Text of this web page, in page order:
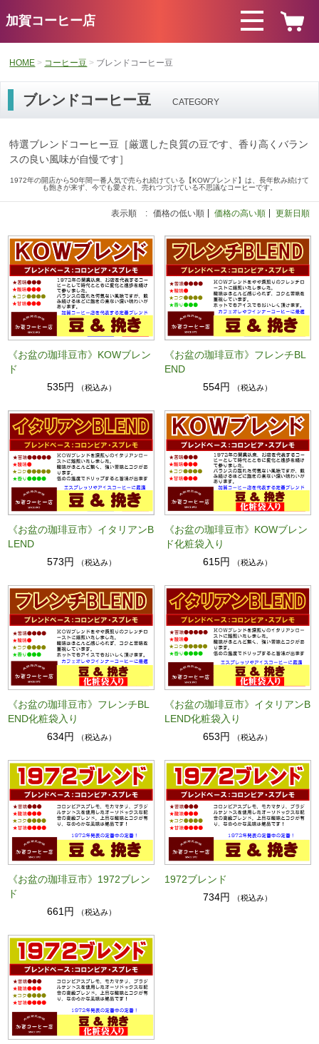
加賀コーヒー店
HOME コーヒー豆 ブレンドコーヒー豆
ブレンドコーヒー豆 CATEGORY
特選ブレンドコーヒー豆［厳選した良質の豆です、香り高くバラン
スの良い風味が自慢です］
1972年の開店から50年間一番人気で売られ続けている【KOWブレンド】は、長年飲み続けて
も飽きが来ず、今でも愛され、売れつづけている不思議なコーヒーです。
表示順 : 価格の低い順 価格の高い順 更新日順
《お盆の珈琲豆市》KOWブレン
ド
535円
（税込み）
《お盆の珈琲豆市》フレンチBL
END
554円
（税込み）
《お盆の珈琲豆市》イタリアンB
LEND
573円
（税込み）
《お盆の珈琲豆市》KOWブレン
ド化粧袋入り
615円
（税込み）
《お盆の珈琲豆市》フレンチBL
END化粧袋入り
634円
（税込み）
《お盆の珈琲豆市》イタリアンB
LEND化粧袋入り
653円
（税込み）
《お盆の珈琲豆市》1972ブレン
ド
661円
（税込み）
1972ブレンド
734円
（税込み）